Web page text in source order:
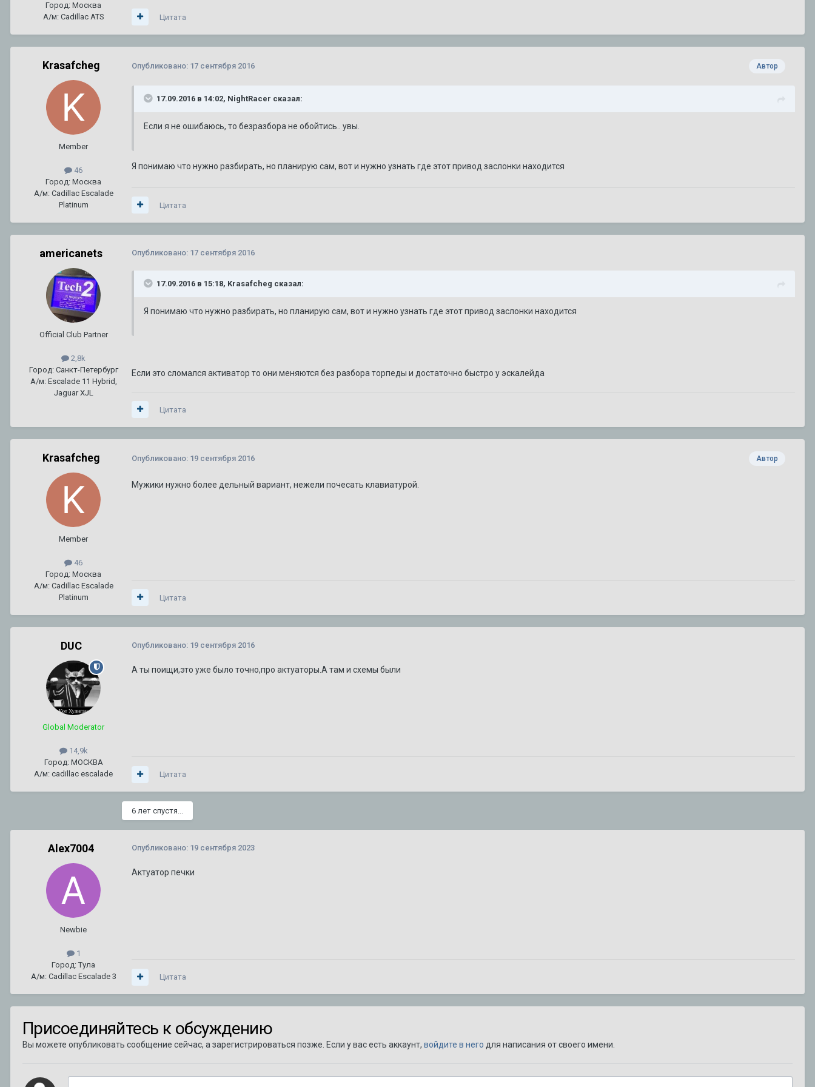
Город: Москва
А/м: Cadillac ATS
Цитата
Krasafcheg
Member
46
Город: Москва
А/м: Cadillac Escalade
Platinum
Автор
Опубликовано: 17 сентября 2016
17.09.2016 в 14:02, NightRacer сказал:
Если я не ошибаюсь, то безразбора не обойтись.. увы.
Я понимаю что нужно разбирать, но планирую сам, вот и нужно узнать где этот привод заслонки находится
Цитата
americanets
Official Club Partner
2,8k
Город: Санкт-Петербург
А/м: Escalade 11 Hybrid,
Jaguar XJL
Опубликовано: 17 сентября 2016
17.09.2016 в 15:18, Krasafcheg сказал:
Я понимаю что нужно разбирать, но планирую сам, вот и нужно узнать где этот привод заслонки находится
Если это сломался активатор то они меняются без разбора торпеды и достаточно быстро у эскалейда
Цитата
Krasafcheg
Member
46
Город: Москва
А/м: Cadillac Escalade
Platinum
Автор
Опубликовано: 19 сентября 2016
Мужики нужно более дельный вариант, нежели почесать клавиатурой.
Цитата
DUC
Global Moderator
14,9k
Город: МОСКВА
А/м: cadillac escalade
Опубликовано: 19 сентября 2016
А ты поищи,это уже было точно,про актуаторы.А там и схемы были
Цитата
6 лет спустя...
Alex7004
Newbie
1
Город: Тула
А/м: Cadillac Escalade 3
Опубликовано: 19 сентября 2023
Актуатор печки
Цитата
Присоединяйтесь к обсуждению
Вы можете опубликовать сообщение сейчас, а зарегистрироваться позже. Если у вас есть аккаунт, войдите в него для написания от своего имени.